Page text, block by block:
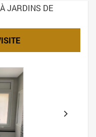
JARDINS DE